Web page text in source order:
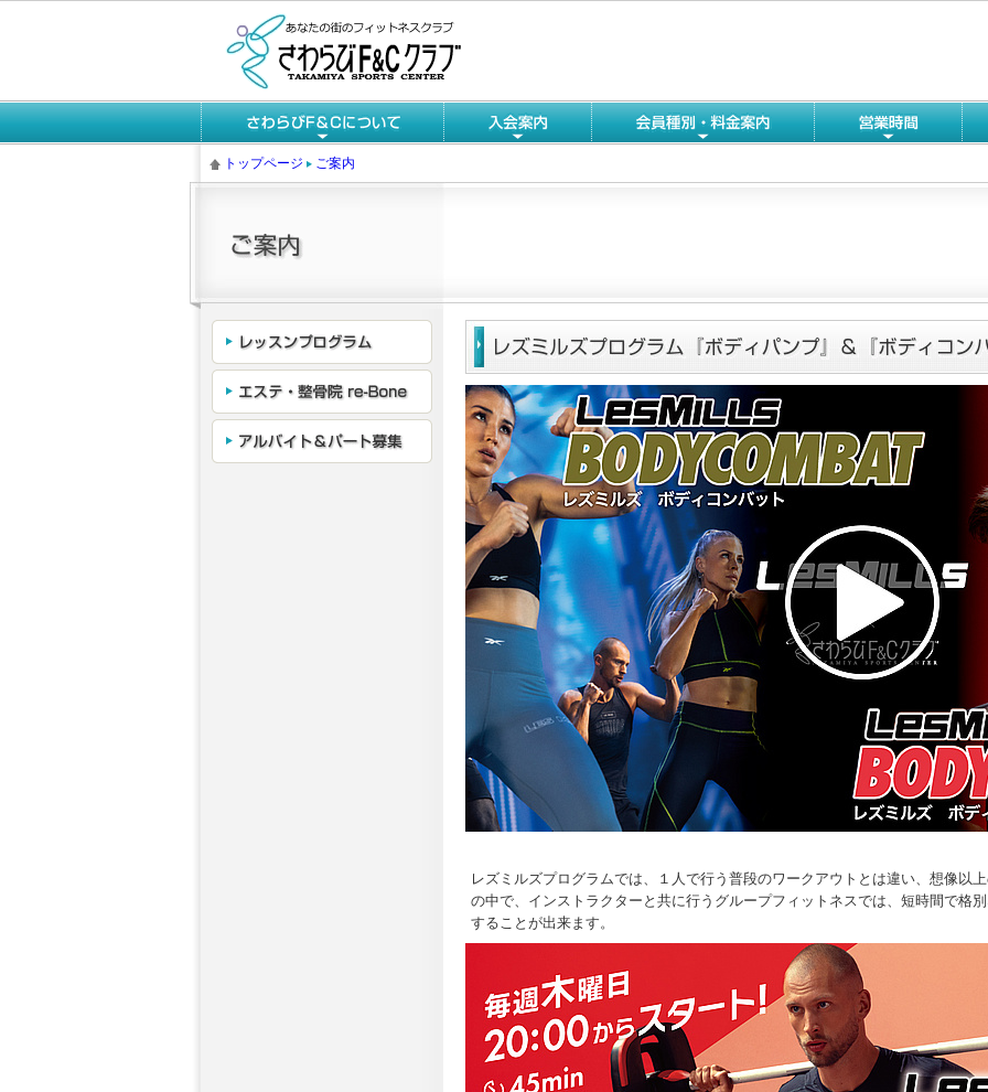
トップページ ご案内
レズミルズプログラムでは、１人で行う普段のワークアウトとは違い、想像以
の中で、インストラクターと共に行うグループフィットネスでは、短時間で格
することが出来ます。